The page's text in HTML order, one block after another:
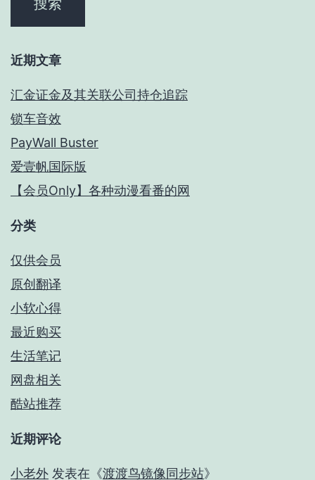
近期文章
汇金证金及其关联公司持仓追踪
锁车音效
PayWall Buster
爱壹帆国际版
【会员Only】各种动漫看番的网
分类
仅供会员
原创翻译
小软心得
最近购买
生活笔记
网盘相关
酷站推荐
近期评论
小老外 发表在《渡渡鸟镜像同步站》